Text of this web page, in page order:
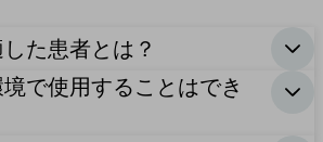
た患者とは？
で使用することはでき